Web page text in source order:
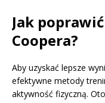
Jak
Coopera?
Aby uzyskać lepsze
efektywne metody
aktywność fizyczną.